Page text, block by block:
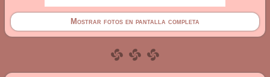
Mostrar fotos en pantalla completa